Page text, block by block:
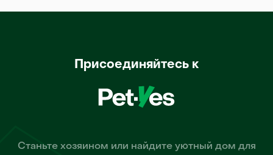
Присоединяйтесь к
Станьте хозяином или найдите уютный дом для